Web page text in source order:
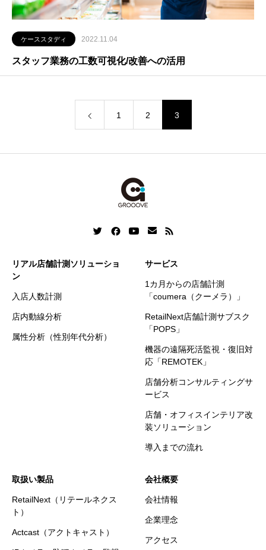
ケーススタディ 2022.11.04
スタッフ業務の工数可視化/改善への活用
1 2 3
リアル店舗計測ソリューショ
ン
入店人数計測
店内動線分析
属性分析（性別年代分析）
サービス
1カ月からの店舗計測
「coumera（クーメラ）」
RetailNext店舗計測サブスク
「POPS」
機器の遠隔死活監視・復旧対
応「REMOTEK」
店舗分析コンサルティングサ
ービス
店舗・オフィスインテリア改
装ソリューション
導入までの流れ
取扱い製品
RetailNext（リテールネクス
ト）
Actcast（アクトキャスト）
会社概要
会社情報
企業理念
アクセス